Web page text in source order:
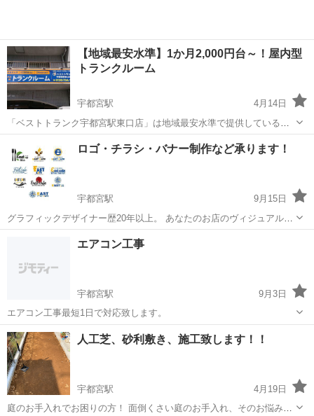
【地域最安水準】1か月2,000円台～！屋内型
トランクルーム
宇都宮駅
4月14日
「ベストトランク宇都宮駅東口店」は地域最安水準で提供している屋
内型トランクルームです。 期間は1ヶ月から利用可能で、最短即日か
ら使用できますのでお気軽にお問い合わせください。 施設は２４時間
３６５日利用可能となってお...
その他 トランクルーム
ロゴ・チラシ・バナー制作など承ります！
宇都宮駅
9月15日
グラフィックデザイナー歴20年以上。 あなたのお店のヴィジュアルア
ップをお手伝い！ ロゴ・チラシ・バナー制作など承ります！ どんなも
のでも、まずはお気軽にご相談ください。 ご相談、お見積りは無料で
宇都宮駅
エアコン工事
宇都宮駅
9月3日
エアコン工事最短1日で対応致します。
栃木 宇都宮駅 その他
人工芝、砂利敷き、施工致します！！
宇都宮駅
4月19日
庭のお手入れでお困りの方！ 面倒くさい庭のお手入れ、そのお悩み、